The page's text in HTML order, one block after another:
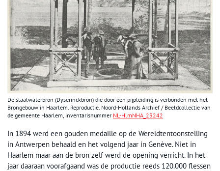
De staalwaterbron (Dyserinckbron) die door een pijpleiding is verbonden met het
Brongebouw in Haarlem. Reproductie. Noord-Hollands Archief / Beeldcollectie van
de gemeente Haarlem, inventarisnummer NL-HlmNHA_23242
In 1894 werd een gouden medaille op de Wereldtentoonstelling
in Antwerpen behaald en het volgend jaar in Genève. Niet in
Haarlem maar aan de bron zelf werd de opening verricht. In het
jaar daaraan voorafgaand was de productie reeds 120.000 flessen